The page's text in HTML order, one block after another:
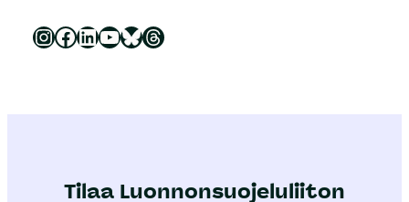
Luonnonsuojeluliitto Instagramissa Luonnonsuojeluliitto Facebookissa Luonnonsuojeluliitto LinkedInissä Luonnonsuojeluliiton YouTube-kanava Luonnonsuojeluliitto Blueskyssa Luonnonsuojeluliitto Threadsissa
Tilaa Luonnonsuojeluliiton